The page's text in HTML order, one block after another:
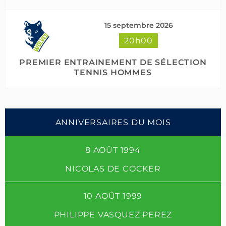
15 septembre 2026
20h00
PREMIER ENTRAINEMENT DE SÉLECTION
TENNIS HOMMES
ANNIVERSAIRES DU MOIS
8 AOÛT 1994
NICOLAS DE COCKER
10 AOÛT 1999
PHILIPPE VASQUEZ PEREZ